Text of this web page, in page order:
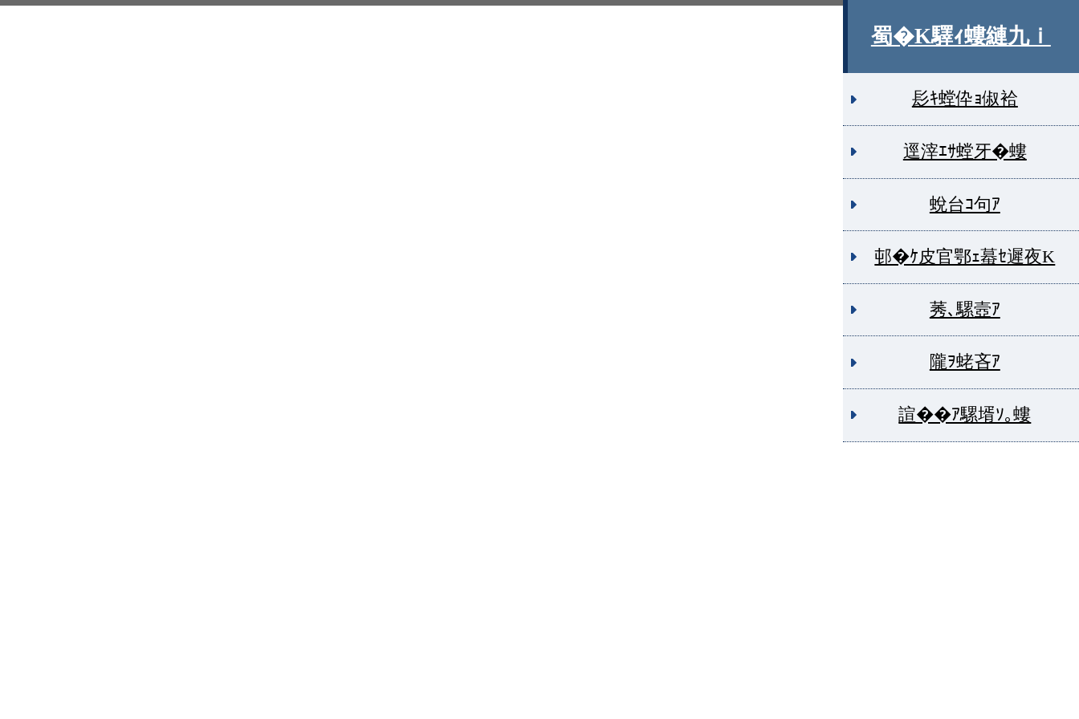
蜀�Κ驛ｨ螻縺九ｉ
髟ｷ螳伜ｮ俶袷
逕滓ｴｻ螳牙�螻
蛻台ｺ句ｱ
邨�ｹ皮官鄂ｪ蟇ｾ遲夜Κ
莠､騾壼ｱ
隴ｦ蛯吝ｱ
諠��ｱ騾壻ｿ｡螻